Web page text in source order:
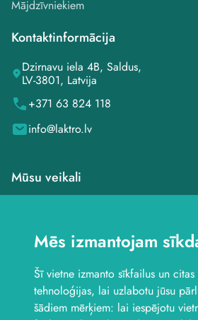
Mēs izmantojam
Šī vietne izmanto sīkfailus un citas
tehnoloģijas, lai uzlabotu jūsu
šādiem mērķiem: lai iespējotu
Mājdzīvniekiem
Kontaktinformācija
Dzirnavu iela 4B, Saldus,
LV-3801, Latvija
+371 63 824 118
info@laktro.lv
Mūsu veikali
Veikals Saldū, Kuldīgas
Veikals Jelgavā, Aviācijas
iela 8B
Seko mums